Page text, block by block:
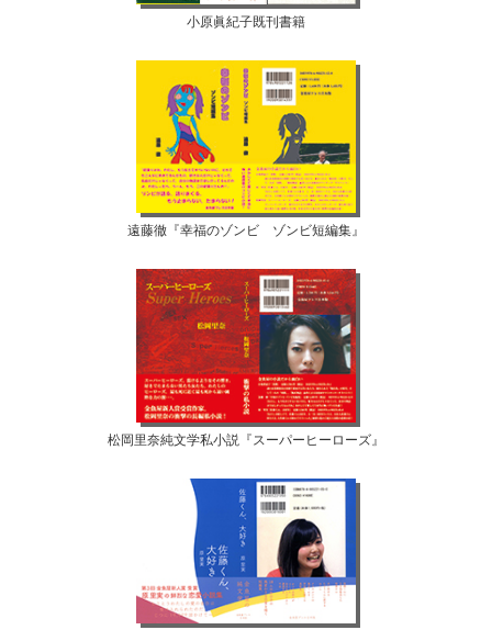
小原眞紀子既刊書籍
遠藤徹『幸福のゾンビ ゾンビ短編集』
松岡里奈純文学私小説『スーパーヒーローズ』